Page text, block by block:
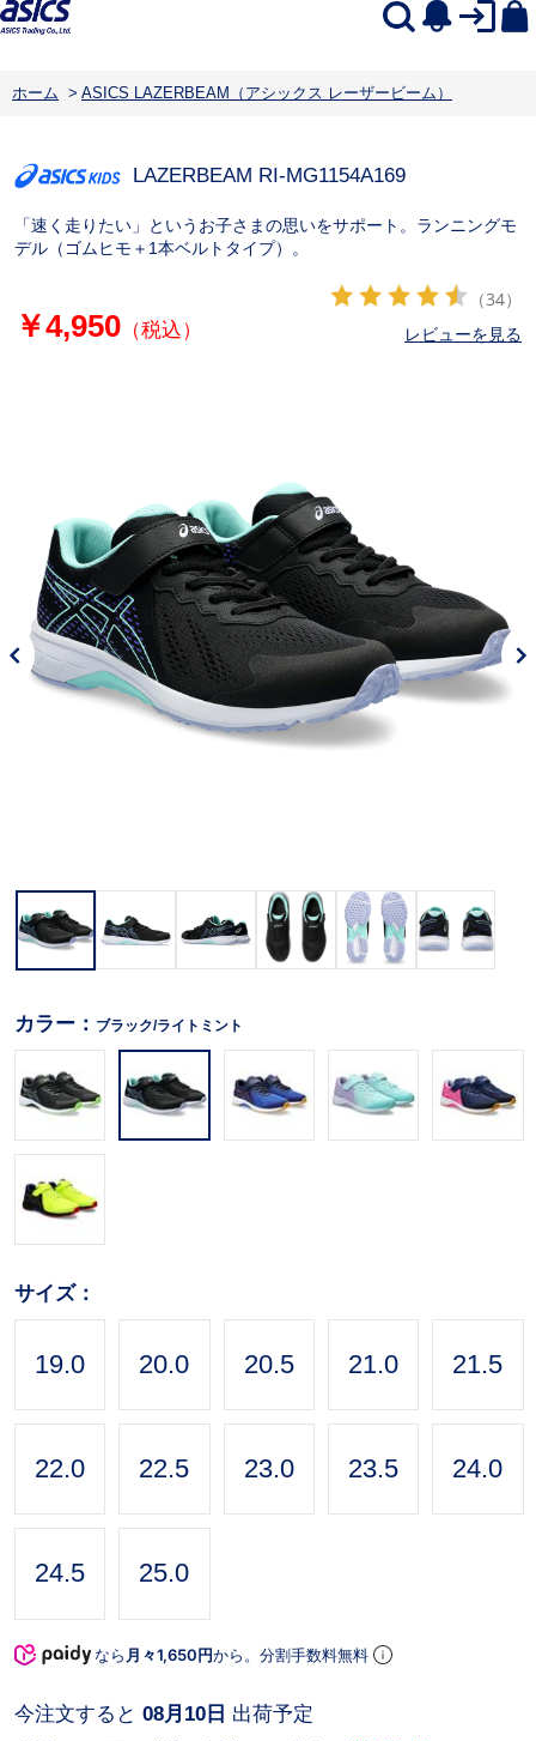
ホーム > ASICS LAZERBEAM（アシックス レーザービーム）
LAZERBEAM RI-MG1154A169
「速く走りたい」というお子さまの思いをサポート。ランニングモ
デル（ゴムヒモ＋1本ベルトタイプ）。
￥4,950（税込）
（34）
レビューを見る
カラー： ブラック/ライトミント
サイズ：
19.0 20.0 20.5 21.0 21.5
22.0 22.5 23.0 23.5 24.0
24.5 25.0
なら 月々1,650円から。分割手数料無料
今注文すると 08月10日 出荷予定